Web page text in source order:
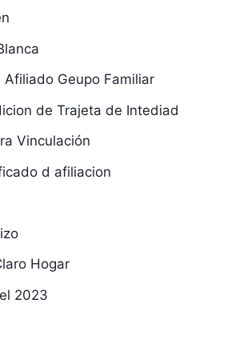
Geupo Familiar
de Trajeta de Intediad
Vinculación
d afiliacion
Hogar
2023